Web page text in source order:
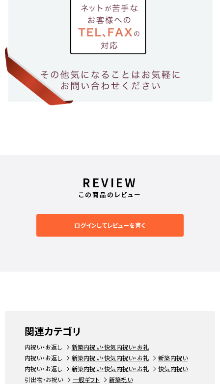
REVIEW
この商品のレビュー
ログインしてレビューを書く
関連カテゴリ
内祝い・お返し
新築内祝い・快気内祝い・お礼
内祝い・お返し
新築内祝い・快気内祝い・お礼
新築内祝い
内祝い・お返し
新築内祝い・快気内祝い・お礼
快気内祝い
引出物・お祝い
一般ギフト 新築祝い